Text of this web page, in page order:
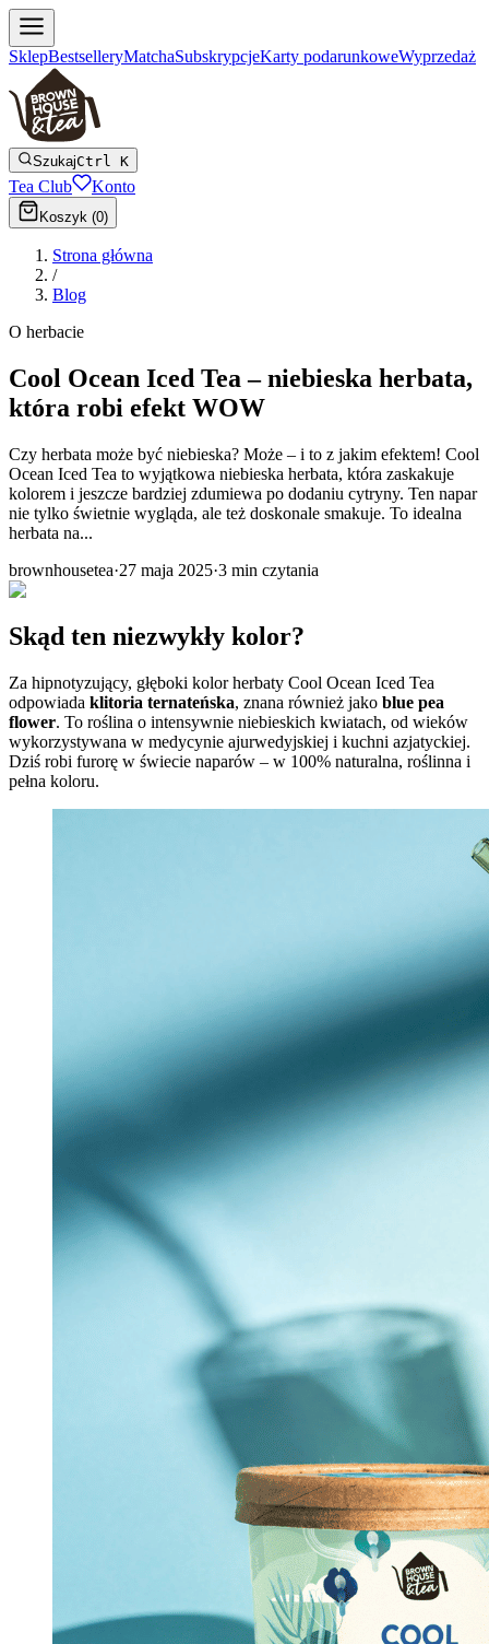
SklepBestselleryMatchaSubskrypcjeKarty podarunkoweWyprzedaż
SzukajCtrl K
Tea Club Konto
Koszyk (0)
Strona główna
/
Blog
O herbacie
Cool Ocean Iced Tea – niebieska herbata,
która robi efekt WOW
Czy herbata może być niebieska? Może – i to z jakim efektem! Cool
Ocean Iced Tea to wyjątkowa niebieska herbata, która zaskakuje
kolorem i jeszcze bardziej zdumiewa po dodaniu cytryny. Ten napar
nie tylko świetnie wygląda, ale też doskonale smakuje. To idealna
herbata na...
brownhousetea·27 maja 2025·3 min czytania
Skąd ten niezwykły kolor?
Za hipnotyzujący, głęboki kolor herbaty Cool Ocean Iced Tea
odpowiada klitoria ternateńska, znana również jako blue pea
flower. To roślina o intensywnie niebieskich kwiatach, od wieków
wykorzystywana w medycynie ajurwedyjskiej i kuchni azjatyckiej.
Dziś robi furorę w świecie naparów – w 100% naturalna, roślinna i
pełna koloru.